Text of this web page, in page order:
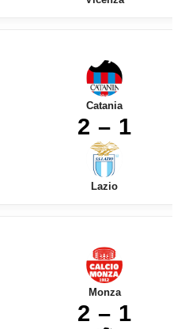
Catania
2 – 1
Lazio
Monza
2 – 1